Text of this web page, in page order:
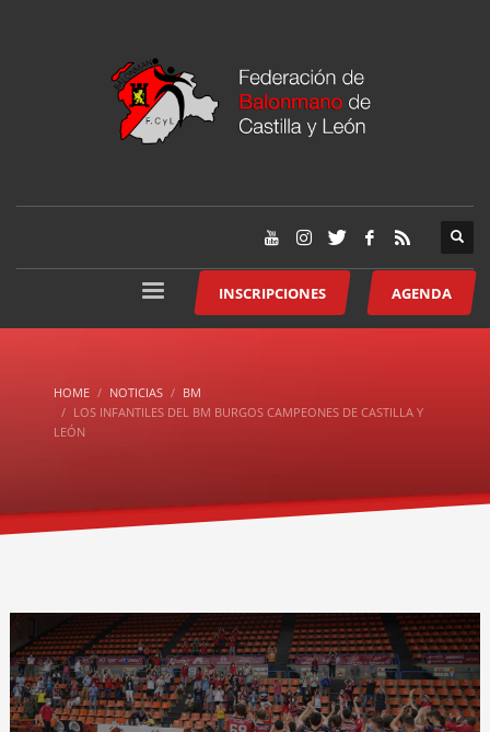
INSCRIPCIONES AGENDA
HOME NOTICIAS
BM
LOS INFANTILES DEL BM BURGOS CAMPEONES DE CASTILLA Y
LEÓN